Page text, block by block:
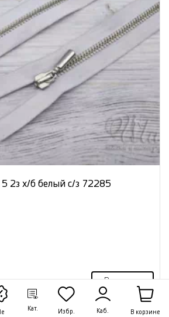
Кат. Избр. Каб. В корзине
2з х/б белый с/з 72285
В корзину